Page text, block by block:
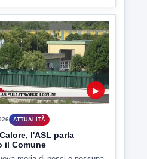
moria di pesci e nessuna
sanitaria nel...